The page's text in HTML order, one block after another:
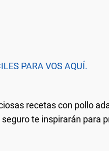
PARA VOS AQUÍ.
recetas con pollo
te inspirarán para